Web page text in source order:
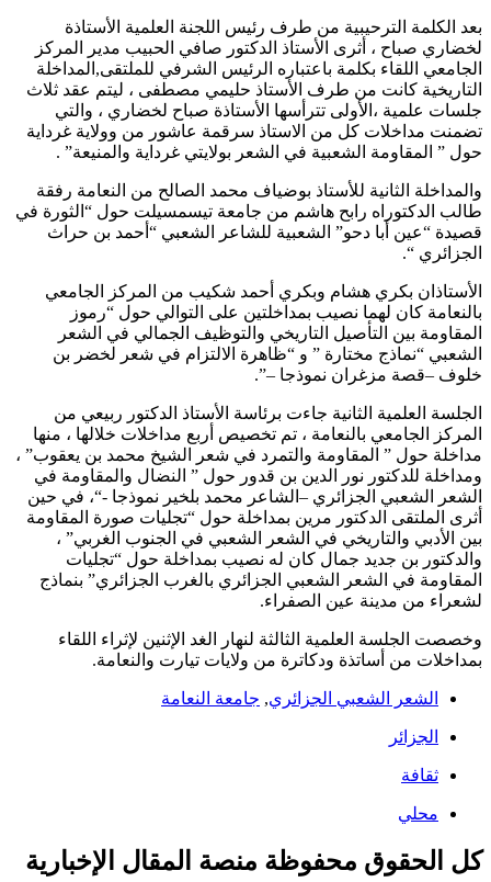
بعد الكلمة الترحيبية من طرف رئيس اللجنة العلمية الأستاذة
لخضاري صباح ، أثرى الأستاذ الدكتور صافي الحبيب مدير المركز
الجامعي اللقاء بكلمة باعتباره الرئيس الشرفي للملتقى,المداخلة
التاريخية كانت من طرف الأستاذ حليمي مصطفى ، ليتم عقد ثلاث
جلسات علمية ،الأولى تترأسها الأستاذة صباح لخضاري ، والتي
تضمنت مداخلات كل من الاستاذ سرقمة عاشور من وولاية غرداية
حول ” المقاومة الشعبية في الشعر بولايتي غرداية والمنيعة” .
والمداخلة الثانية للأستاذ بوضياف محمد الصالح من النعامة رفقة
طالب الدكتوراه رابح هاشم من جامعة تيسمسيلت حول “الثورة في
قصيدة “عين أبا دحو” الشعبية للشاعر الشعبي “أحمد بن حراث
الجزائري “.
الأستاذان بكري هشام وبكري أحمد شكيب من المركز الجامعي
بالنعامة كان لهما نصيب بمداخلتين على التوالي حول “رموز
المقاومة بين التأصيل التاريخي والتوظيف الجمالي في الشعر
الشعبي “نماذج مختارة ” و “ظاهرة الالتزام في شعر لخضر بن
خلوف –قصة مزغران نموذجا –”.
الجلسة العلمية الثانية جاءت برئاسة الأستاذ الدكتور ربيعي من
المركز الجامعي بالنعامة ، تم تخصيص أربع مداخلات خلالها ، منها
مداخلة حول ” المقاومة والتمرد في شعر الشيخ محمد بن يعقوب” ،
ومداخلة للدكتور نور الدين بن قدور حول ” النضال والمقاومة في
الشعر الشعبي الجزائري –الشاعر محمد بلخير نموذجا -“، في حين
أثرى الملتقى الدكتور مرين بمداخلة حول “تجليات صورة المقاومة
بين الأدبي والتاريخي في الشعر الشعبي في الجنوب الغربي” ،
والدكتور بن جديد جمال كان له نصيب بمداخلة حول “تجليات
المقاومة في الشعر الشعبي الجزائري بالغرب الجزائري” بنماذج
لشعراء من مدينة عين الصفراء.
وخصصت الجلسة العلمية الثالثة لنهار الغد الإثنين لإثراء اللقاء
بمداخلات من أساتذة ودكاترة من ولايات تيارت والنعامة.
الشعر الشعبي الجزائري, جامعة النعامة
الجزائر
ثقافة
محلي
كل الحقوق محفوظة منصة المقال الإخبارية